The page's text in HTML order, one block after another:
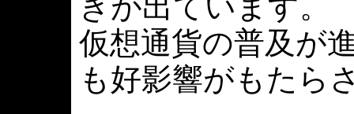
仮想通貨の普及が
も好影響がもたら